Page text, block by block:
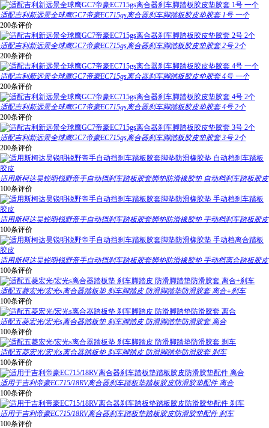
适配吉利新远景全球鹰GC7帝豪EC715gs离合器刹车脚踏板胶皮垫胶套 1号 一个
200条评价
适配吉利新远景全球鹰GC7帝豪EC715gs离合器刹车脚踏板胶皮垫胶套 2号 2个
200条评价
适配吉利新远景全球鹰GC7帝豪EC715gs离合器刹车脚踏板胶皮垫胶套 4号 一个
200条评价
适配吉利新远景全球鹰GC7帝豪EC715gs离合器刹车脚踏板胶皮垫胶套 4号 2个
200条评价
适配吉利新远景全球鹰GC7帝豪EC715gs离合器刹车脚踏板胶皮垫胶套 3号 2个
200条评价
适用斯柯达昊锐明锐野帝手自动挡刹车踏板胶套脚垫防滑橡胶垫 自动档刹车踏板胶皮
100条评价
适用斯柯达昊锐明锐野帝手自动挡刹车踏板胶套脚垫防滑橡胶垫 手动档刹车踏板胶皮
100条评价
适用斯柯达昊锐明锐野帝手自动挡刹车踏板胶套脚垫防滑橡胶垫 手动档离合踏板胶皮
100条评价
适配五菱宏光/宏光s离合器踏板垫 刹车脚踏皮 防滑脚踏垫防滑胶套 离合+刹车
100条评价
适配五菱宏光/宏光s离合器踏板垫 刹车脚踏皮 防滑脚踏垫防滑胶套 离合
100条评价
适配五菱宏光/宏光s离合器踏板垫 刹车脚踏皮 防滑脚踏垫防滑胶套 刹车
100条评价
适用于吉利帝豪EC715/18RV离合器刹车踏板垫踏板胶皮防滑胶垫配件 离合
100条评价
适用于吉利帝豪EC715/18RV离合器刹车踏板垫踏板胶皮防滑胶垫配件 刹车
100条评价